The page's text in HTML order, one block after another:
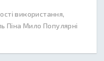
використання,
Піна Мило Популярні